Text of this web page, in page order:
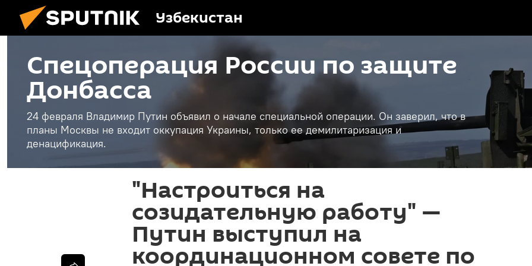
Узбекистан
Спецоперация России по защите
Донбасса
24 февраля Владимир Путин объявил о начале специальной операции. Он заверил, что в
планы Москвы не входит оккупация Украины, только ее демилитаризация и
денацификация.
"Настроиться на
созидательную работу" —
Путин выступил на
координационном совете по